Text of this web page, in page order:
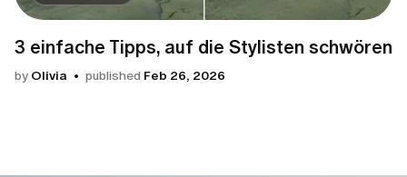
3 einfache Tipps, auf die Stylisten schwören
by Olivia published Feb 26, 2026